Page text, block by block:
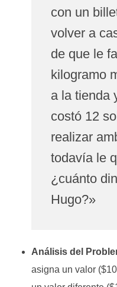
con un
volver a
de que le
kilogramo
a la tienda
costó 12
realizar
todavía le
¿cuánto
Hugo?»
Análisis del
asigna un valor (